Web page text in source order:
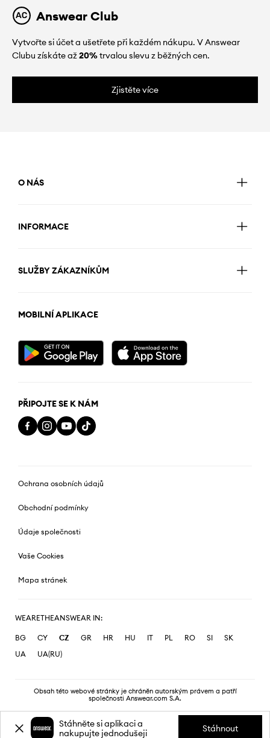
Answear Club
Vytvořte si účet a ušetřete při každém nákupu. V Answear
Clubu získáte až20%trvalou slevu z běžných cen.
Zjistěte více
O NÁS
INFORMACE
SLUŽBY ZÁKAZNÍKŮM
MOBILNÍ APLIKACE
PŘIPOJTE SE K NÁM
Ochrana osobních údajů
Obchodní podmínky
Údaje společnosti
Vaše Cookies
Mapa stránek
WEARETHEANSWEAR IN:
BG CY CZ GR HR HU IT PL RO SI
SK
UA
UA(RU)
Obsah této webové stránky je chráněn autorským právem a patří
společnosti Answear.com S.A.
Stáhněte si aplikaci a
nakupujte jednodušeji
Stáhnout